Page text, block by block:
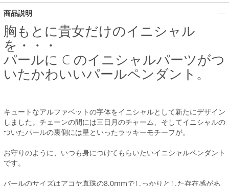
商品説明
胸もとに貴女だけのイニシャル
を・・・
パールに C のイニシャルパーツがつ
いたかわいいパールペンダント。
キュートなアルファベットの字体をイニシャルとして新たにデザイン
しました。チェーンの間には三日月のチャーム、そしてイニシャルの
ついたパールの裏側には星といったラッキーモチーフが。
お守りのように、いつも身につけてもらいたいイニシャルペンダント
です。
パールのサイズはアコヤ真珠の8.0mmでしっかりとした存在感があ